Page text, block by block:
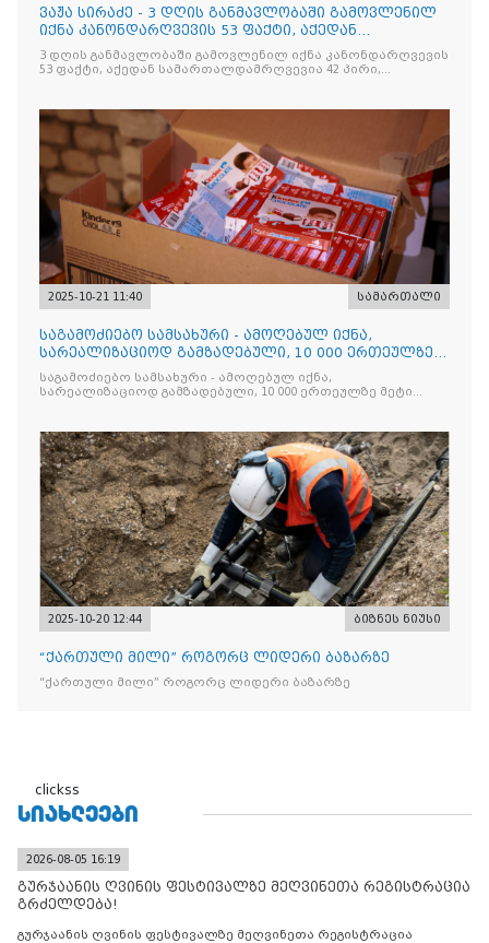
ვაჟა სირაძე - 3 დღის განმავლობაში გამოვლენილ
იქნა კანონდარღვევის 53 ფაქტი, აქედან
სამართალდამრღვევია
3 დღის განმავლობაში გამოვლენილ იქნა კანონდარღვევის
53 ფაქტი, აქედან სამართალდამრღვევია 42 პირი,
2025-10-21 11:40 სამართალი
საგამოძიებო სამსახური - ამოღებულ იქნა,
სარეალიზაციოდ გამზადებული, 10 000 ერთეულზე
მეტი „Jacobs Monar
საგამოძიებო სამსახური - ამოღებულ იქნა,
სარეალიზაციოდ გამზადებული, 10 000 ერთეულზე მეტი
„Raffaello”-ს სასაქონლო ნიშნით უკანონო ნიშანდებული
ტკბილეული
2025-10-20 12:44 ბიზნეს ნიუსი
“ქართული მილი” როგორც ლიდერი ბაზარზე
“ქართული მილი” როგორც ლიდერი ბაზარზე
clickss
ᲡᲘᲐᲮᲚᲔᲔᲑᲘ
2026-08-05 16:19
გურჯაანის ღვინის ფესტივალზე მეღვინეთა რეგისტრაცია
გრძელდება!
გურჯაანის ღვინის ფესტივალზე მეღვინეთა რეგისტრაცია